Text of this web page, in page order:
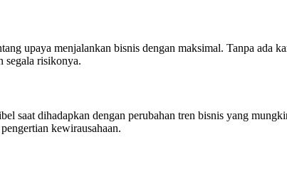
upaya menjalankan bisnis dengan maksimal. Tanpa
segala risikonya.
saat dihadapkan dengan perubahan tren bisnis yang
kewirausahaan.